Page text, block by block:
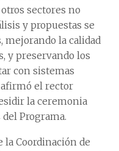
sectores no
y propuestas se
mejorando la calidad
y preservando los
con sistemas
el rector
la ceremonia
Programa.
la Coordinación de